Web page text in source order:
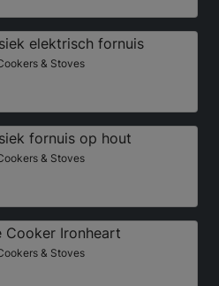
elektrisch fornuis
& Stoves
fornuis op hout
& Stoves
Cooker Ironheart
& Stoves